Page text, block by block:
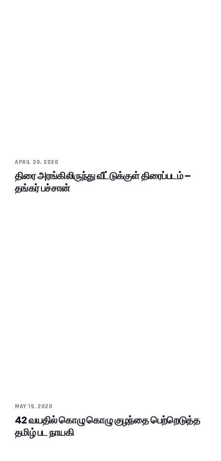
APRIL 30, 2020
திரை அரங்கிலிருந்து வீட்டுக்குள் திரைப்படம் –
தங்கர் பச்சான்
MAY 19, 2020
42 வயதில் கொழு கொழு குழந்தை பெற்றெடுத்த
தமிழ் பட நாயகி